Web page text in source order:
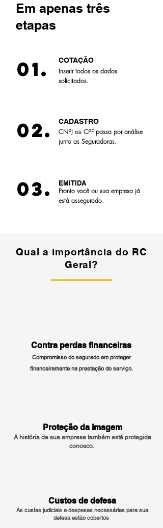
Em apenas três
etapas
01. COTAÇÃO
Inserir todos os dados
solicitados.
02. CADASTRO
CNPJ ou CPF passa por análise
junto as Seguradoras.
03. EMITIDA
Pronto você ou sua empresa já
está assegurado.
Qual a importância do RC
Geral?
Contra perdas financeiras
Compromisso do segurado em proteger
financeiramente na prestação do serviço.
Proteção da imagem
A história da sua empresa também está protegida
conosco.
Custos de defesa
As custas judiciais e despesas necessárias para sua
defesa estão cobertos